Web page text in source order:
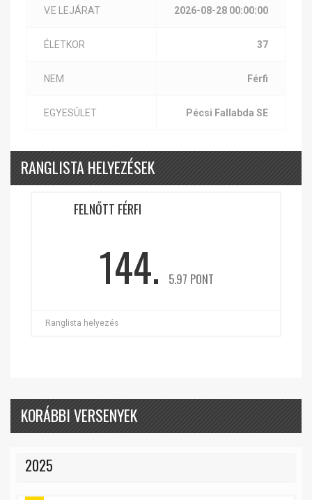
V.E LEJÁRAT 2026-08-28 00:00:00
ÉLETKOR 37
NEM Férfi
EGYESÜLET Pécsi Fallabda SE
RANGLISTA HELYEZÉSEK
FELNŐTT FÉRFI
144. 5.97 PONT
Ranglista helyezés
KORÁBBI VERSENYEK
2025